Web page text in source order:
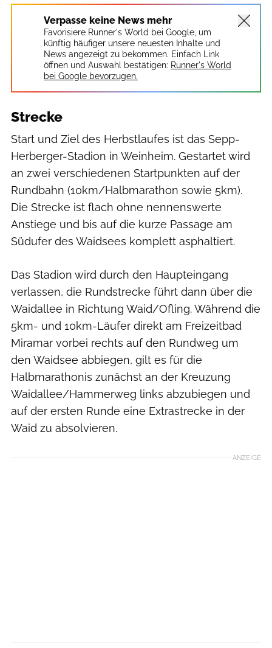
Verpasse keine News mehr
Favorisiere Runner's World bei Google, um
künftig häufiger unsere neuesten Inhalte und
News angezeigt zu bekommen. Einfach Link
öffnen und Auswahl bestätigen: Runner's World
bei Google bevorzugen.
Strecke
Start und Ziel des Herbstlaufes ist das Sepp-
Herberger-Stadion in Weinheim. Gestartet wird
an zwei verschiedenen Startpunkten auf der
Rundbahn (10km/Halbmarathon sowie 5km).
Die Strecke ist flach ohne nennenswerte
Anstiege und bis auf die kurze Passage am
Südufer des Waidsees komplett asphaltiert.
Das Stadion wird durch den Haupteingang
verlassen, die Rundstrecke führt dann über die
Waidallee in Richtung Waid/Ofling. Während die
5km- und 10km-Läufer direkt am Freizeitbad
Miramar vorbei rechts auf den Rundweg um
den Waidsee abbiegen, gilt es für die
Halbmarathonis zunächst an der Kreuzung
Waidallee/Hammerweg links abzubiegen und
auf der ersten Runde eine Extrastrecke in der
Waid zu absolvieren.
ANZEIGE